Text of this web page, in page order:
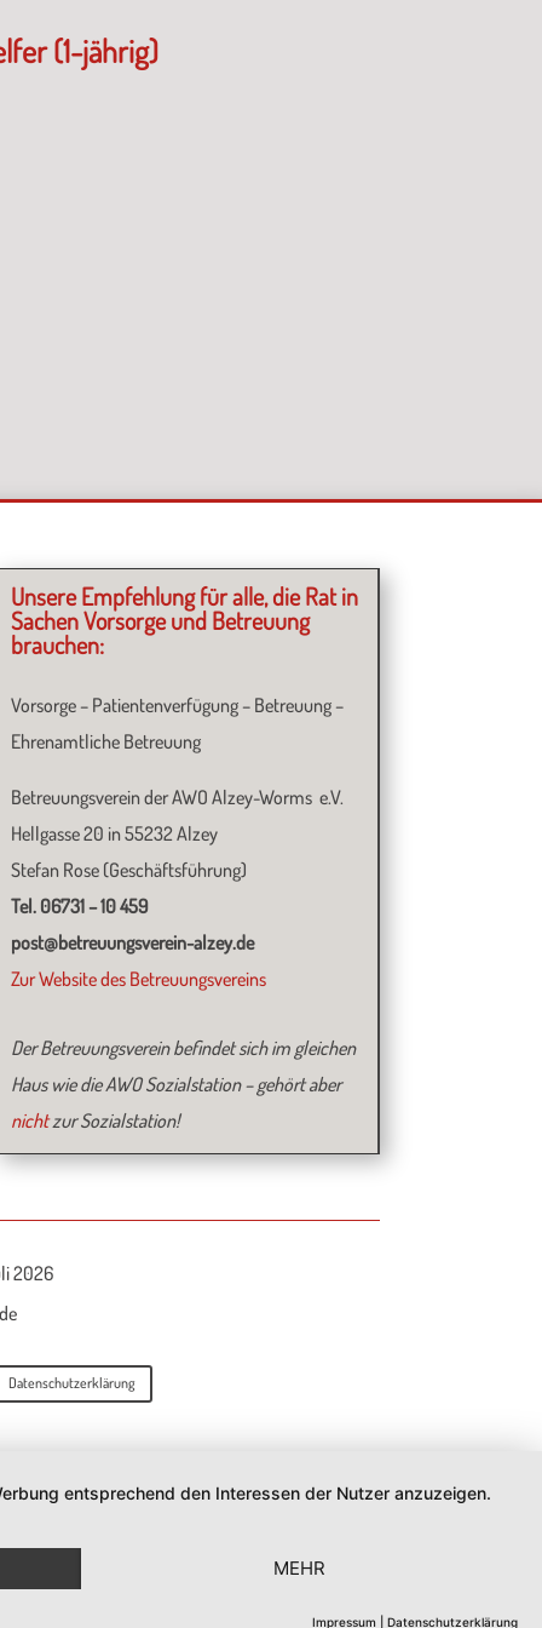
(1-jährig)
Unsere Empfehlung für alle, die Rat in
Sachen Vorsorge und Betreuung
brauchen:
Vorsorge – Patientenverfügung – Betreuung –
Ehrenamtliche Betreuung
Betreuungsverein der AWO Alzey-Worms e.V.
Hellgasse 20 in 55232 Alzey
Stefan Rose (Geschäftsführung)
Tel. 06731 – 10 459
post@betreuungsverein-alzey.de
Zur Website des Betreuungsvereins
Der Betreuungsverein befindet sich im gleichen
Haus wie die AWO Sozialstation – gehört aber
nichtzur Sozialstation!
2026
Datenschutzerklärung
entsprechend den Interessen der Nutzer anzuzeigen.
MEHR
Impressum Datenschutzerklärung